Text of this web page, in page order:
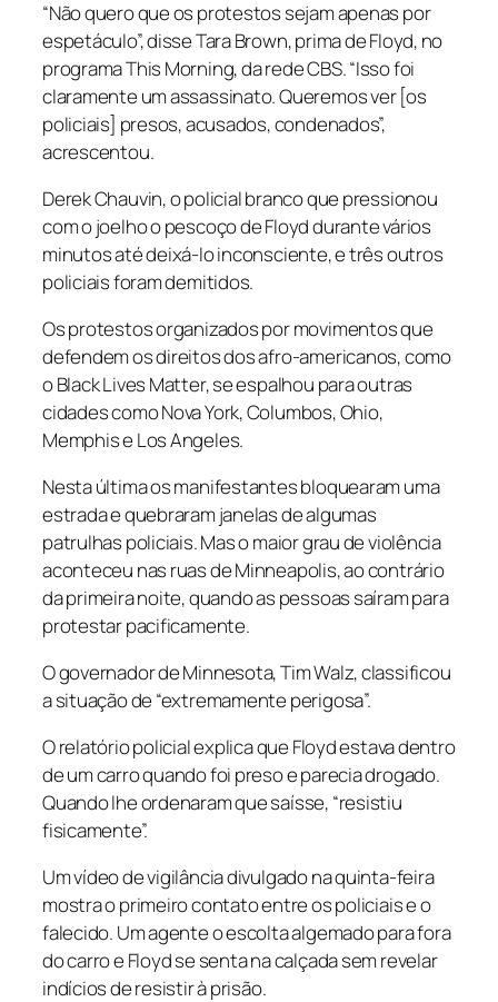
“Não quero que os protestos sejam apenas por
espetáculo”, disse Tara Brown, prima de Floyd, no
programa This Morning, da rede CBS. “Isso foi
claramente um assassinato. Queremos ver [os
policiais] presos, acusados, condenados”,
acrescentou.
Derek Chauvin, o policial branco que pressionou
com o joelho o pescoço de Floyd durante vários
minutos até deixá-lo inconsciente, e três outros
policiais foram demitidos.
Os protestos organizados por movimentos que
defendem os direitos dos afro-americanos, como
o Black Lives Matter, se espalhou para outras
cidades como Nova York, Columbos, Ohio,
Memphis e Los Angeles.
Nesta última os manifestantes bloquearam uma
estrada e quebraram janelas de algumas
patrulhas policiais. Mas o maior grau de violência
aconteceu nas ruas de Minneapolis, ao contrário
da primeira noite, quando as pessoas saíram para
protestar pacificamente.
O governador de Minnesota, Tim Walz, classificou
a situação de “extremamente perigosa”.
O relatório policial explica que Floyd estava dentro
de um carro quando foi preso e parecia drogado.
Quando lhe ordenaram que saísse, “resistiu
fisicamente”.
Um vídeo de vigilância divulgado na quinta-feira
mostra o primeiro contato entre os policiais e o
falecido. Um agente o escolta algemado para fora
do carro e Floyd se senta na calçada sem revelar
indícios de resistir à prisão.